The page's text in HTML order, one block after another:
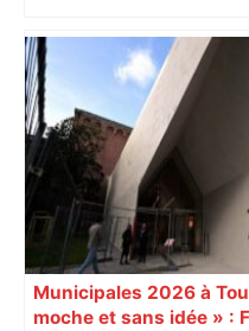
Municipales 2026 à
moche et sans idée » :